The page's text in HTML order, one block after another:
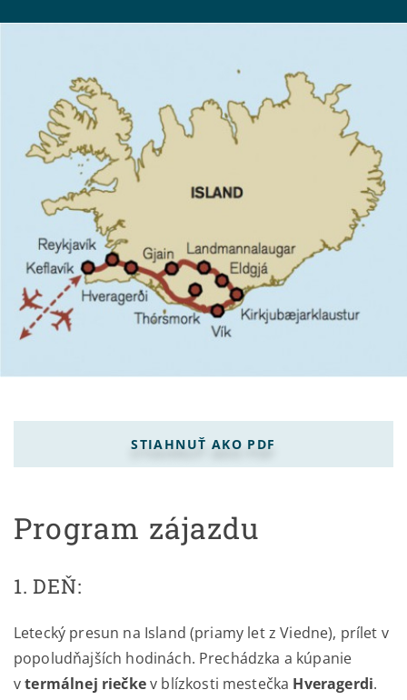
STIAHNUŤ AKO PDF
Program zájazdu
1. DEŇ:
Letecký presun na Island (priamy let z Viedne), prílet v
popoludňajších hodinách. Prechádzka a kúpanie
vtermálnej riečkev blízkosti mestečka Hveragerdi.